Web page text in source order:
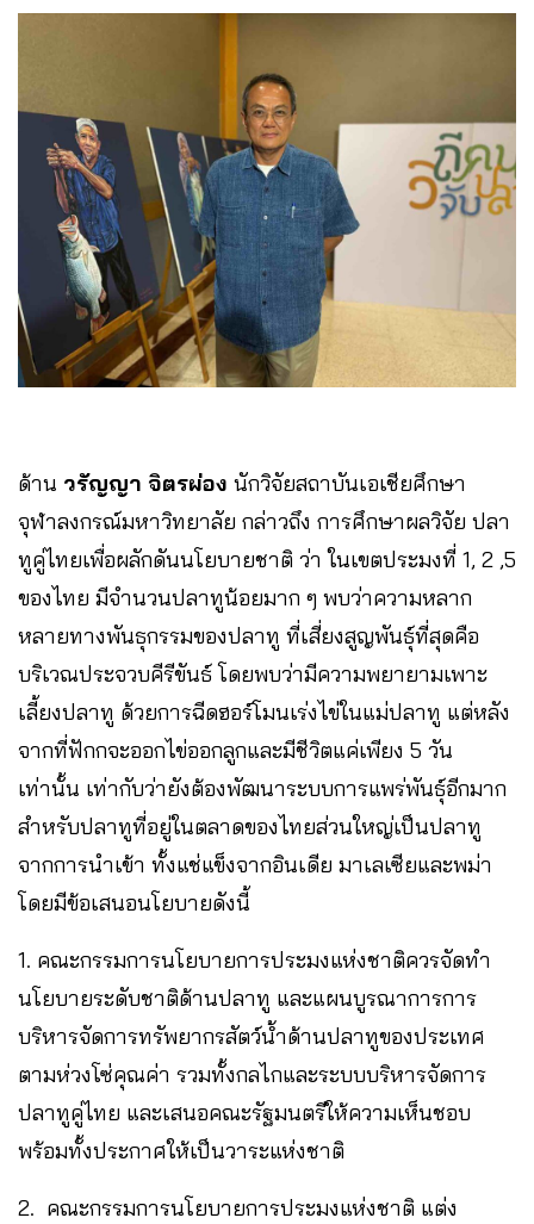
ด้าน วรัญญา จิตรผ่อง นักวิจัยสถาบันเอเชียศึกษา
จุฬาลงกรณ์มหาวิทยาลัย กล่าวถึง การศึกษาผลวิจัย ปลา
ทูคู่ไทยเพื่อผลักดันนโยบายชาติ ว่า ในเขตประมงที่ 1, 2 ,5
ของไทย มีจำนวนปลาทูน้อยมาก ๆ พบว่าความหลาก
หลายทางพันธุกรรมของปลาทู ที่เสี่ยงสูญพันธุ์ที่สุดคือ
บริเวณประจวบคีรีขันธ์ โดยพบว่ามีความพยายามเพาะ
เลี้ยงปลาทู ด้วยการฉีดฮอร์โมนเร่งไข่ในแม่ปลาทู แต่หลัง
จากที่ฟักกจะออกไข่ออกลูกและมีชีวิตแค่เพียง 5 วัน
เท่านั้น เท่ากับว่ายังต้องพัฒนาระบบการแพร่พันธุ์อีกมาก
สำหรับปลาทูที่อยู่ในตลาดของไทยส่วนใหญ่เป็นปลาทู
จากการนำเข้า ทั้งแช่แข็งจากอินเดีย มาเลเซียและพม่า
โดยมีข้อเสนอนโยบายดังนี้
1. คณะกรรมการนโยบายการประมงแห่งชาติควรจัดทำ
นโยบายระดับชาติด้านปลาทู และแผนบูรณาการการ
บริหารจัดการทรัพยากรสัตว์น้ำด้านปลาทูของประเทศ
ตามห่วงโซ่คุณค่า รวมทั้งกลไกและระบบบริหารจัดการ
ปลาทูคู่ไทย และเสนอคณะรัฐมนตรีให้ความเห็นชอบ
พร้อมทั้งประกาศให้เป็นวาระแห่งชาติ
2. คณะกรรมการนโยบายการประมงแห่งชาติ แต่ง